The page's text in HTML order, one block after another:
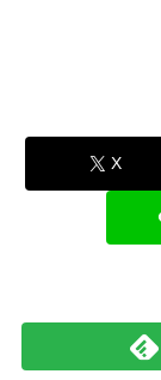
X